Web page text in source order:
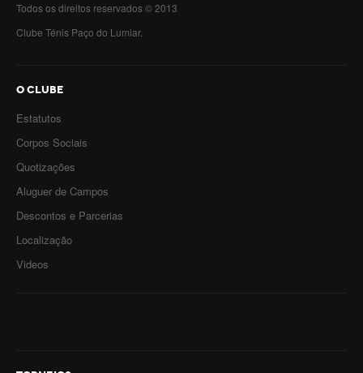
Todos os direitos reservados © 2013
Clube Ténis Paço do Lumiar.
O CLUBE
Estatutos
Corpos Sociais
Quotizações
Aluguer de Campos
Descontos e Parcerias
Localização
Videos